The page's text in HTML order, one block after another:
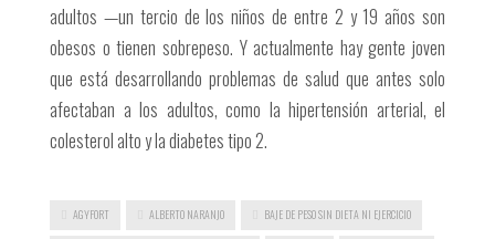
adultos —un tercio de los niños de entre 2 y 19 años son
obesos o tienen sobrepeso. Y actualmente hay gente joven
que está desarrollando problemas de salud que antes solo
afectaban a los adultos, como la hipertensión arterial, el
colesterol alto y la diabetes tipo 2.
AGYFORT ALBERTO NARANJO BAJE DE PESO SIN DIETA NI EJERCICIO